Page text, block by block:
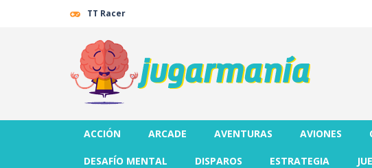
TT Racer
ACCIÓN ARCADE AVENTURAS AVIONES
DESAFÍO MENTAL DISPAROS ESTRATEGIA